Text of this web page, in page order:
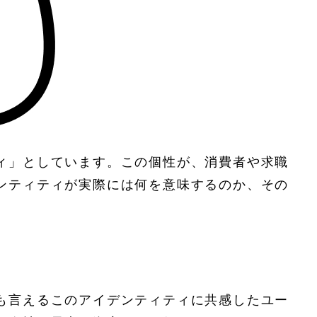
としています。この個性が、消費者や求職
ィティが実際には何を意味するのか、その
えるこのアイデンティティに共感したユー